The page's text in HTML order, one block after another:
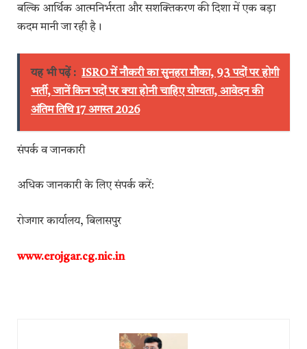
बल्कि आर्थिक आत्मनिर्भरता और सशक्तिकरण की दिशा में एक बड़ा
कदम मानी जा रही है।
यह भी पढ़ें : ISRO में नौकरी का सुनहरा मौका, 93 पदों पर होगी
भर्ती, जानें किन पदों पर क्या होनी चाहिए योग्यता, आवेदन की
अंतिम तिथि 17 अगस्त 2026
संपर्क व जानकारी
अधिक जानकारी के लिए संपर्क करें:
रोजगार कार्यालय, बिलासपुर
www.erojgar.cg.nic.in